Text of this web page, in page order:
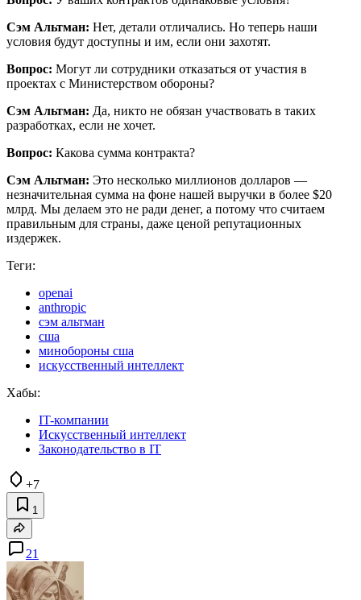
Сэм Альтман: Нет, детали отличались. Но теперь наши
условия будут доступны и им, если они захотят.
Вопрос: Могут ли сотрудники отказаться от участия в
проектах с Министерством обороны?
Сэм Альтман: Да, никто не обязан участвовать в таких
разработках, если не хочет.
Вопрос: Какова сумма контракта?
Сэм Альтман: Это несколько миллионов долларов —
незначительная сумма на фоне нашей выручки в более $20
млрд. Мы делаем это не ради денег, а потому что считаем
правильным для страны, даже ценой репутационных
издержек.
Теги:
openai
anthropic
сэм альтман
сша
минобороны сша
искусственный интеллект
Хабы:
IT-компании
Искусственный интеллект
Законодательство в IT
+7
1
21